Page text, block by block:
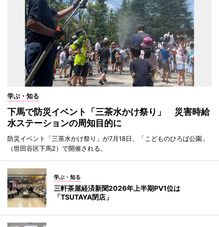
学ぶ・知る
下馬で防災イベント「三茶水かけ祭り」 災害時給
水ステーションの周知目的に
防災イベント「三茶水かけ祭り」が7月18日、「こどものひろば公園」
（世田谷区下馬2）で開催される。
学ぶ・知る
三軒茶屋経済新聞2026年上半期PV1位は
「TSUTAYA閉店」